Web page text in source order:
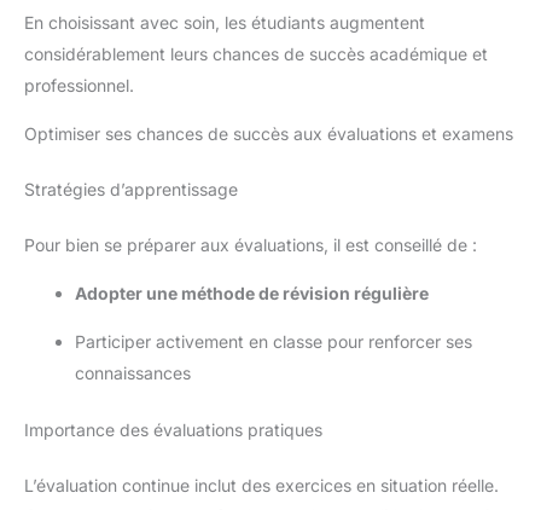
En choisissant avec soin, les étudiants augmentent
considérablement leurs chances de succès académique et
professionnel.
Optimiser ses chances de succès aux évaluations et examens
Stratégies d’apprentissage
Pour bien se préparer aux évaluations, il est conseillé de :
Adopter une méthode de révision régulière
Participer activement en classe pour renforcer ses
connaissances
Importance des évaluations pratiques
L’évaluation continue inclut des exercices en situation réelle.